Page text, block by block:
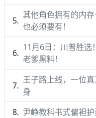
其他角色拥有的内存
也必须要有！
11月6日：川普胜
老爹黑料！
王子路上线，一位
身
尹峥教科书式偏袒